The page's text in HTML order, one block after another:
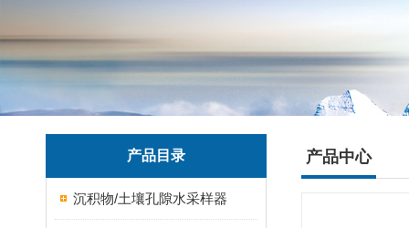
产品目录
沉积物/土壤孔隙水采样器
产品中心